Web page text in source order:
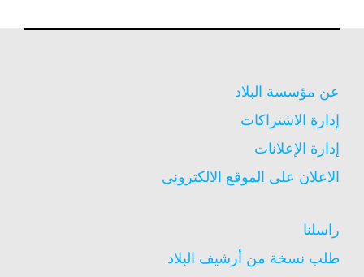
عن مؤسسة البلاد
إدارة الاشتراكات
إدارة الإعلانات
الاعلان على الموقع الالكترونى
راسلنا
طلب نسخة من أرشيف البلاد